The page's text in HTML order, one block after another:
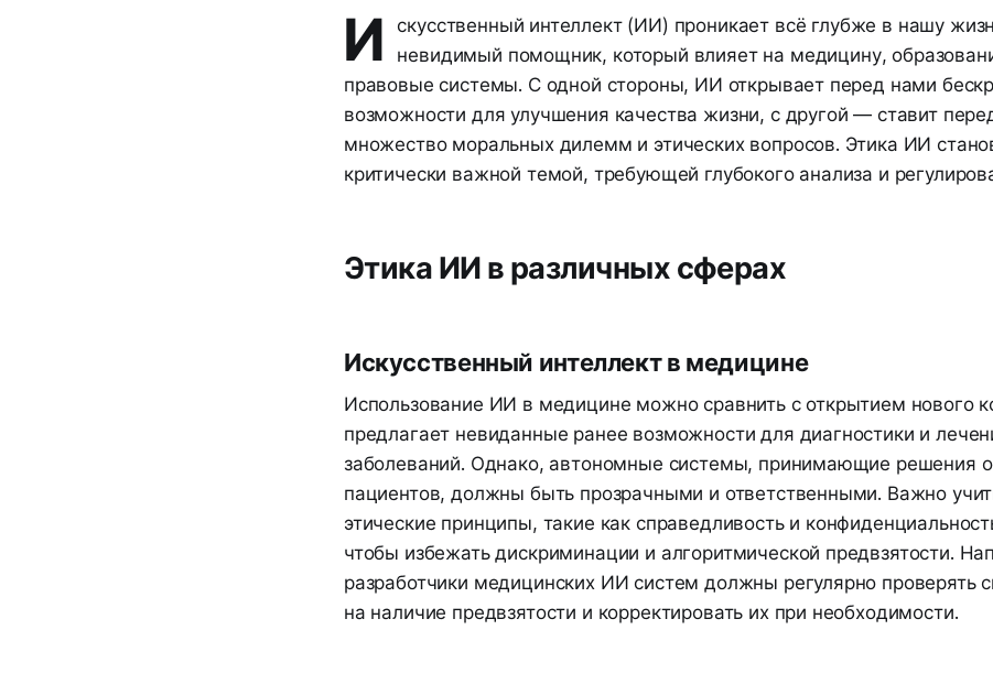
И
скусственный интеллект (ИИ) проникает всё глубже в нашу
невидимый помощник, который влияет на медицину,
правовые системы. С одной стороны, ИИ открывает перед нами
возможности для улучшения качества жизни, с другой — ставит
множество моральных дилемм и этических вопросов. Этика ИИ
критически важной темой, требующей глубокого анализа и
Этика ИИ в различных сферах
Искусственный интеллект в медицине
Использование ИИ в медицине можно сравнить с открытием нового
предлагает невиданные ранее возможности для диагностики и
заболеваний. Однако, автономные системы, принимающие решения о
пациентов, должны быть прозрачными и ответственными. Важно
этические принципы, такие как справедливость и
чтобы избежать дискриминации и алгоритмической предвзятости.
разработчики медицинских ИИ систем должны регулярно проверять
на наличие предвзятости и корректировать их при необходимости.